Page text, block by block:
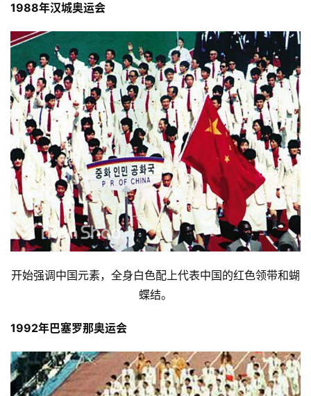
1988年汉城奥运会
开始强调中国元素，全身白色配上代表中国的红色领带和蝴
蝶结。
1992年巴塞罗那奥运会